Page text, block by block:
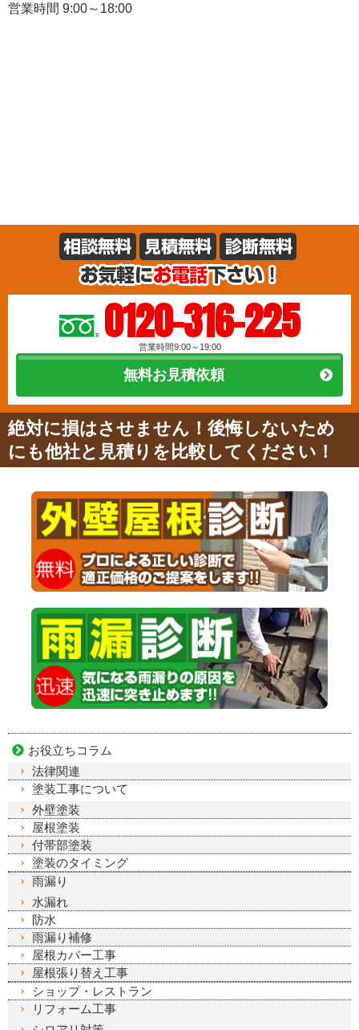
営業時間 9:00～18:00
0120-316-225
営業時間9:00～19:00
無料お見積依頼
絶対に損はさせません！後悔しないため
にも他社と見積りを比較してください！
お役立ちコラム
法律関連
塗装工事について
外壁塗装
屋根塗装
付帯部塗装
塗装のタイミング
雨漏り
水漏れ
防水
雨漏り補修
屋根カバー工事
屋根張り替え工事
ショップ・レストラン
リフォーム工事